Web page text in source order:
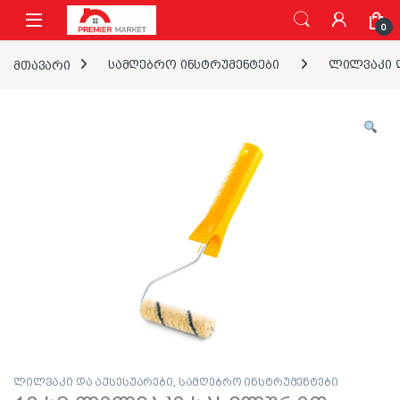
ნავიგაციაზე გადასვლა
შინაარსზე გადასვლა
0
მთავარი სამღებრო ინსტრუმენტები ლილვაკი
ლილვაკი და აქსესუარები, სამღებრო ინსტრუმენტები